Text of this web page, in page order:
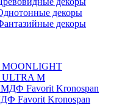
декоры
декоры
MOONLIGHT
ULTRA M
Favorit Kronospan
Favorit Kronospan